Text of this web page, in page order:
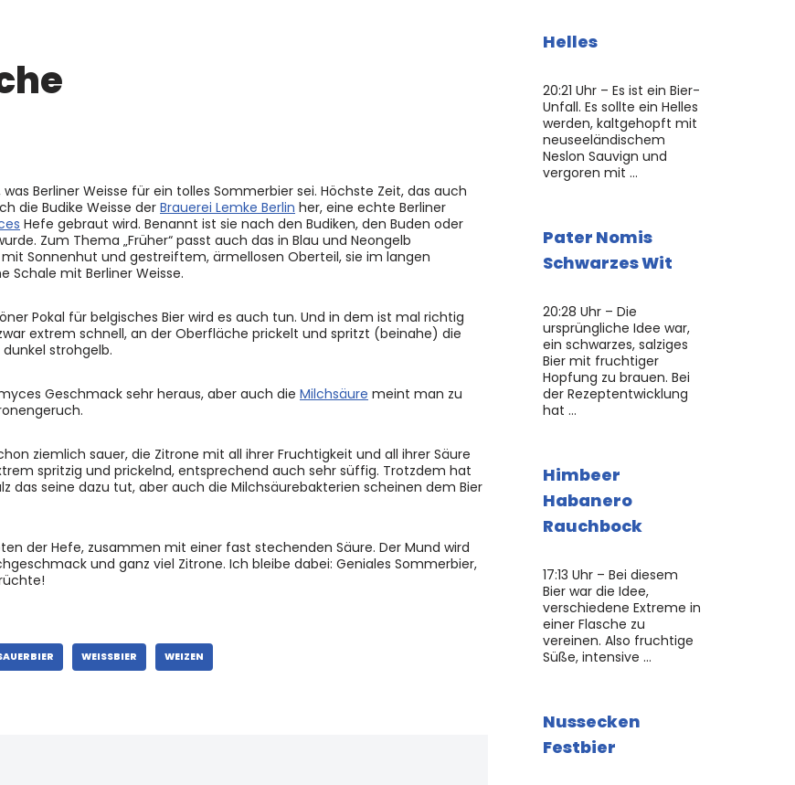
Berliner Weisse für ein tolles Sommerbier sei. Höchste Zeit, das auch
die Budike Weisse der Brauerei Lemke Berlin her, eine echte Berliner
Hefe gebraut wird. Benannt ist sie nach den Budiken, den Buden oder
Zum Thema „Früher“ passt auch das in Blau und Neongelb
Sonnenhut und gestreiftem, ärmellosen Oberteil, sie im langen
Schale mit Berliner Weisse.
Pokal für belgisches Bier wird es auch tun. Und in dem ist mal richtig
extrem schnell, an der Oberfläche prickelt und spritzt (beinahe) die
strohgelb.
Geschmack sehr heraus, aber auch die Milchsäure meint man zu
ziemlich sauer, die Zitrone mit all ihrer Fruchtigkeit und all ihrer Säure
spritzig und prickelnd, entsprechend auch sehr süffig. Trotzdem hat
das seine dazu tut, aber auch die Milchsäurebakterien scheinen dem Bier
der Hefe, zusammen mit einer fast stechenden Säure. Der Mund wird
und ganz viel Zitrone. Ich bleibe dabei: Geniales Sommerbier,
WEISSBIER WEIZEN
Helles
20:21 Uhr – Es ist ein Bier-
Unfall. Es sollte ein Helles
werden, kaltgehopft mit
neuseeländischem
Neslon Sauvign und
vergoren mit …
Pater Nomis
Schwarzes Wit
20:28 Uhr – Die
ursprüngliche Idee war,
ein schwarzes, salziges
Bier mit fruchtiger
Hopfung zu brauen. Bei
der Rezeptentwicklung
hat …
Himbeer
Habanero
Rauchbock
17:13 Uhr – Bei diesem
Bier war die Idee,
verschiedene Extreme in
einer Flasche zu
vereinen. Also fruchtige
Süße, intensive …
Nussecken
Festbier